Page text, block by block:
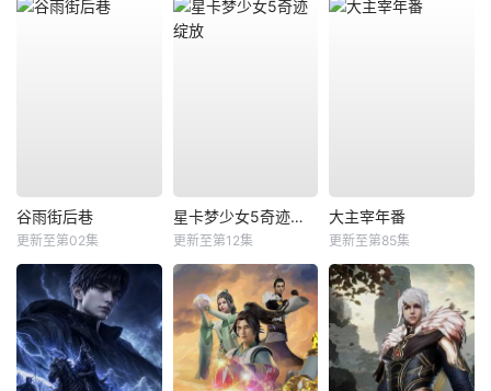
谷雨街后巷
更新至第02集
星卡梦少女5奇迹绽放
更新至第12集
大主宰年番
更新至第85集